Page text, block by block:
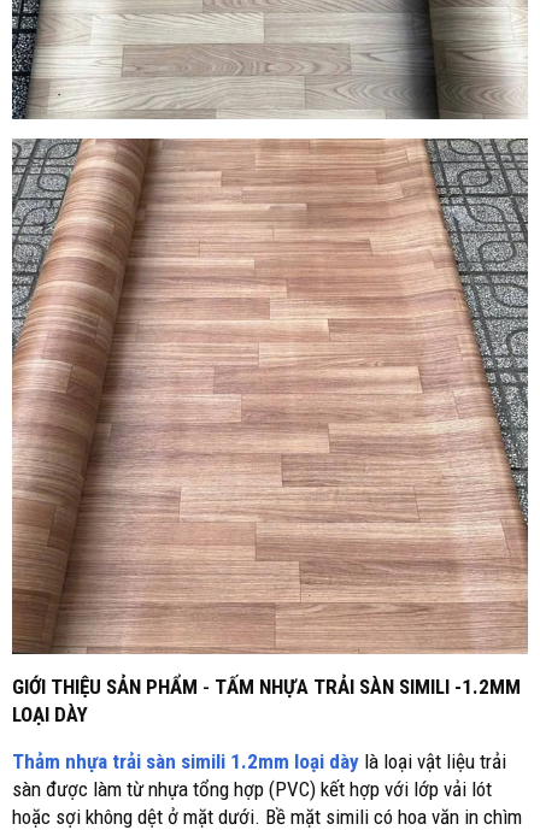
GIỚI THIỆU SẢN PHẨM - TẤM NHỰA TRẢI SÀN SIMILI -1.2MM
LOẠI DÀY
Thảm nhựa trải sàn simili 1.2mm loại dày là loại vật liệu trải
sàn được làm từ nhựa tổng hợp (PVC) kết hợp với lớp vải lót
hoặc sợi không dệt ở mặt dưới. Bề mặt simili có hoa văn in chìm